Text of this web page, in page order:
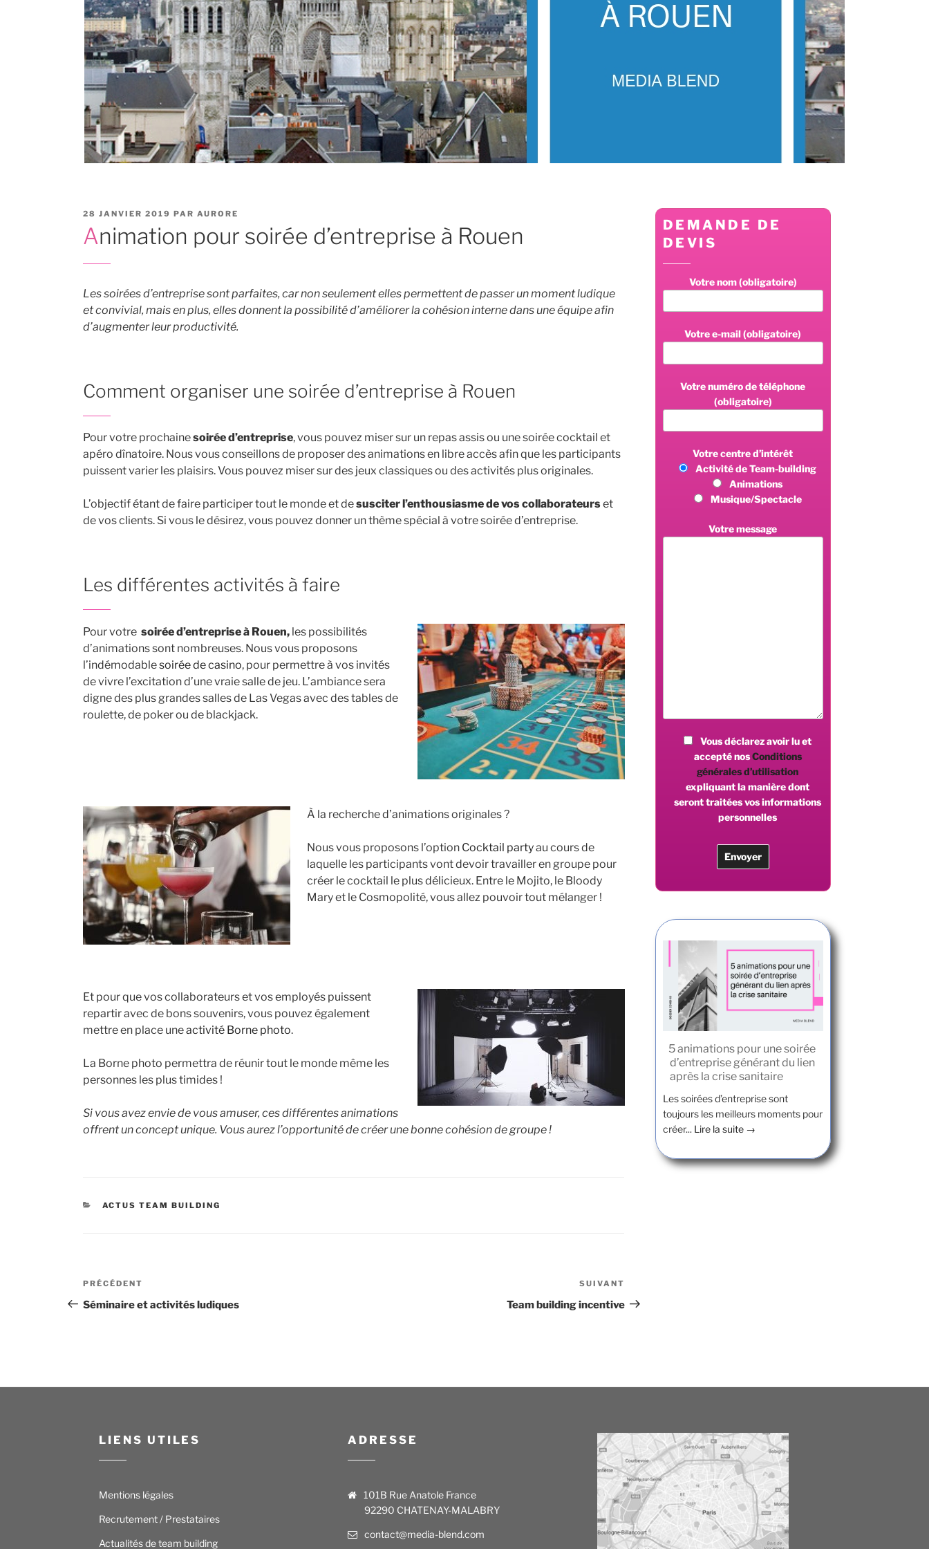
PUBLIÉ
28 JANVIER 2019 PAR AURORE
Animation pour soirée d’entreprise à Rouen
Les soirées d’entreprise sont parfaites, car non seulement elles permettent de passer un moment ludique
et convivial, mais en plus, elles donnent la possibilité d’améliorer la cohésion interne dans une équipe afin
d’augmenter leur productivité.
Comment organiser une soirée d’entreprise à Rouen
Pour votre prochainesoirée d’entreprise, vous pouvez miser sur un repas assis ou une soirée cocktail et
apéro dînatoire. Nous vous conseillons de proposer des animations en libre accès afin que les participants
puissent varier les plaisirs. Vous pouvez miser sur des jeux classiques ou des activités plus originales.
L’objectif étant de faire participer tout le monde et desusciter l’enthousiasme de vos collaborateurset
de vos clients. Si vous le désirez, vous pouvez donner un thème spécial à votre soirée d’entreprise.
Les différentes activités à faire
Pour votre soirée d’entreprise à Rouen, les possibilités
d’animations sont nombreuses. Nous vous proposons
l’indémodablesoirée de casino, pour permettre à vos invités
de vivre l’excitation d’une vraie salle de jeu. L’ambiance sera
digne des plus grandes salles de Las Vegas avec des tables de
roulette, de poker ou de blackjack.
À la recherche d’animations originales ?
Nous vous proposons l’option Cocktail partyau cours de
laquelle les participants vont devoir travailler en groupe pour
créer le cocktail le plus délicieux. Entre le Mojito, le Bloody
Mary et le Cosmopolité, vous allez pouvoir tout mélanger !
Et pour que vos collaborateurs et vos employés puissent
repartir avec de bons souvenirs, vous pouvez également
mettre en place uneactivité Borne photo.
La Borne photo permettra de réunir tout le monde même les
personnes les plus timides !
Si vous avez envie de vous amuser, ces différentes animations
offrent un concept unique. Vous aurez l’opportunité de créer une bonne cohésion de groupe !
CATÉGORIES
ACTUS TEAM BUILDING
Navigation
de
Article
précédent
PRÉCÉDENT
Séminaire et activités ludiques
suivant
SUIVANT
Team building incentive
DEMANDE DE
DEVIS
Votre nom (obligatoire)
Votre e-mail (obligatoire)
Votre numéro de téléphone
(obligatoire)
Votre centre d’intérêt
Activité de Team-building
Animations
Musique/Spectacle
Votre message
Vous déclarez avoir lu et
accepté nosConditions
générales d’utilisation
expliquant la manière dont
seront traitées vos informations
personnelles
5 animations pour une soirée
d’entreprise générant du lien
après la crise sanitaire
Les soirées d’entreprise sont
toujours les meilleurs moments pour
créer... Lire la suite →
LIENS UTILES
Mentions légales
Recrutement / Prestataires
Actualités de team building
ADRESSE
101B Rue Anatole France
92290 CHATENAY-MALABRY
contact@media-blend.com